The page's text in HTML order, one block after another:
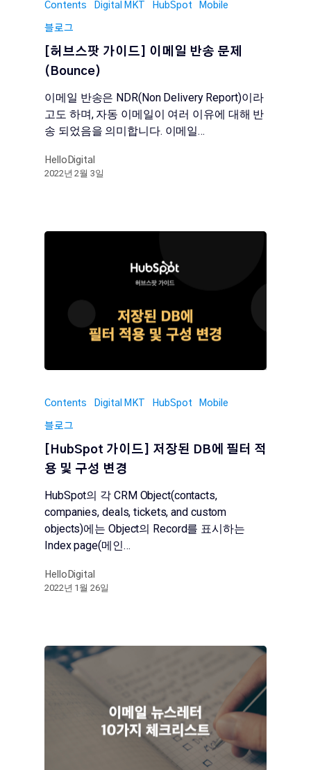
Contents Digital MKT HubSpot Mobile
블로그
[허브스팟 가이드] 이메일 반송 문제
(Bounce)
이메일 반송은 NDR(Non Delivery Report)이라
고도 하며, 자동 이메일이 여러 이유에 대해 반
송 되었음을 의미합니다. 이메일…
HelloDigital
2022년 2월 3일
Contents Digital MKT HubSpot Mobile
블로그
[HubSpot 가이드] 저장된 DB에 필터 적
용 및 구성 변경
HubSpot의 각 CRM Object(contacts,
companies, deals, tickets, and custom
objects)에는 Object의 Record를 표시하는
Index page(메인…
HelloDigital
2022년 1월 26일